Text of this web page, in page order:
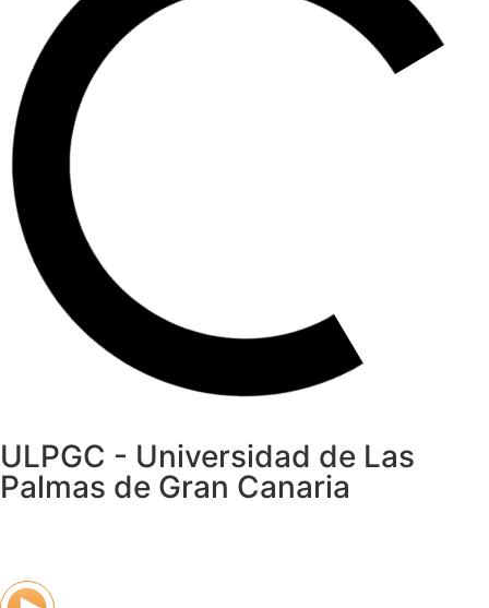
ULPGC - Universidad de Las
Palmas de Gran Canaria